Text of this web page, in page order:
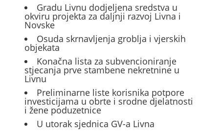
Gradu Livnu dodjeljena sredstva u
okviru projekta za daljnji razvoj Livna i
Novske
Osuda skrnavljenja groblja i vjerskih
objekata
Konačna lista za subvencioniranje
stjecanja prve stambene nekretnine u
Livnu
Preliminarne liste korisnika potpore
investicijama u obrte i srodne djelatnosti
i žene poduzetnice
U utorak sjednica GV-a Livna